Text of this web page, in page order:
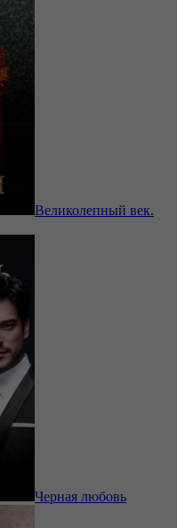
Великолепный век.
Черная любовь